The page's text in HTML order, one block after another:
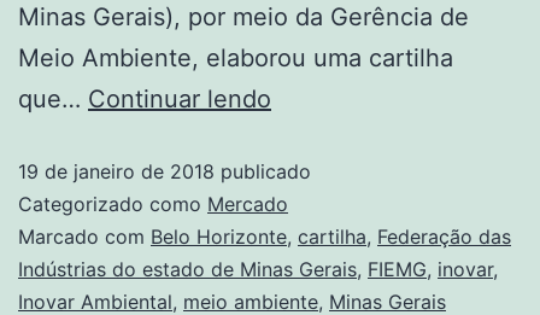
Minas Gerais), por meio da Gerência de
Meio Ambiente, elaborou uma cartilha
que… Continuar lendo
19 de janeiro de 2018 publicado
Categorizado como Mercado
Marcado com Belo Horizonte, cartilha, Federação das
Indústrias do estado de Minas Gerais, FIEMG, inovar,
Inovar Ambiental, meio ambiente, Minas Gerais